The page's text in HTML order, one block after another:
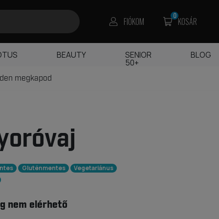
megkapod
Gluténmentes Vegetariánus
nem elérhető
FIÓKOM KOSÁR
0
BEAUTY SENIOR
50+
BLOG